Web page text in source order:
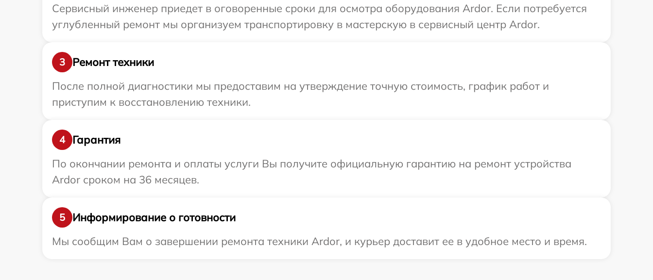
Сервисный инженер приедет в оговоренные сроки для осмотра оборудования Ardor. Если потребуется
углубленный ремонт мы организуем транспортировку в мастерскую в сервисный центр Ardor.
3
Ремонт техники
После полной диагностики мы предоставим на утверждение точную стоимость, график работ и
приступим к восстановлению техники.
4
Гарантия
По окончании ремонта и оплаты услуги Вы получите официальную гарантию на ремонт устройства
Ardor сроком на 36 месяцев.
5
Информирование о готовности
Мы сообщим Вам о завершении ремонта техники Ardor, и курьер доставит ее в удобное место и время.